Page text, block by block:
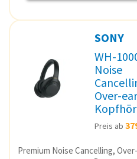
SONY
WH-
Noise
Over-ear
Preis ab
Premium Noise Cancelling,